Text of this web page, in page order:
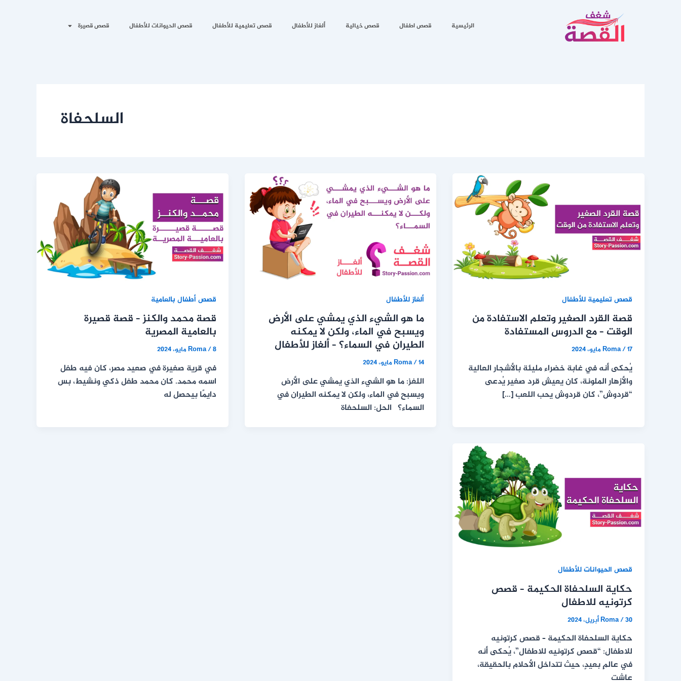
الرئيسية قصص اطفال قصص خيالية ألغاز للأطفال قصص تعليمية للأطفال قصص الحيوانات للأطفال قصص قصيرة
السلحفاة
قصص تعليمية للأطفال
قصة القرد الصغير وتعلم الاستفادة من
الوقت – مع الدروس المستفادة
Roma/17 مايو، 2024
يُحكى أنه في غابة خضراء مليئة بالأشجار العالية
والأزهار الملونة، كان يعيش قرد صغير يُدعى
“قردوش”، كان قردوش يحب اللعب […]
ألغاز للأطفال
ما هو الشيء الذي يمشي على الأرض
ويسبح في الماء، ولكن لا يمكنه
الطيران في السماء؟ – ألغاز للأطفال
Roma/14 مايو، 2024
اللغز: ما هو الشيء الذي يمشي على الأرض
ويسبح في الماء، ولكن لا يمكنه الطيران في
السماء؟ الحل: السلحفاة
قصص أطفال بالعامية
قصة محمد والكنز – قصة قصيرة
بالعامية المصرية
Roma/8 مايو، 2024
في قرية صغيرة في صعيد مصر، كان فيه طفل
اسمه محمد. كان محمد طفل ذكي ونشيط، بس
دايمًا بيحصل له
قصص الحيوانات للأطفال
حكاية السلحفاة الحكيمة – قصص
كرتونيه للاطفال
Roma/30 أبريل، 2024
حكاية السلحفاة الحكيمة – قصص كرتونيه
للاطفال: “قصص كرتونيه للاطفال”، يُحكى أنه
في عالمٍ بعيدٍ، حيث تتداخل الأحلام بالحقيقة،